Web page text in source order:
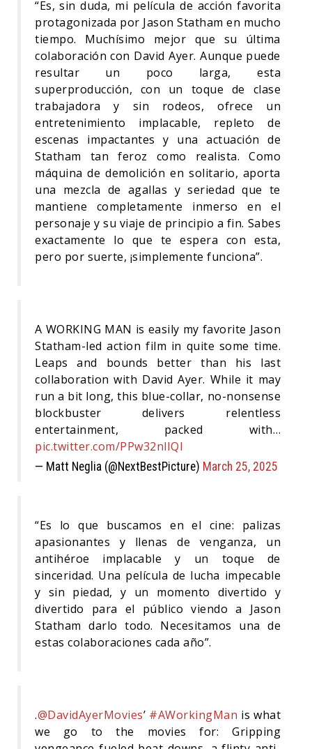
“Es, sin duda, mi película de acción favorita
protagonizada por Jason Statham en mucho
tiempo. Muchísimo mejor que su última
colaboración con David Ayer. Aunque puede
resultar un poco larga, esta
superproducción, con un toque de clase
trabajadora y sin rodeos, ofrece un
entretenimiento implacable, repleto de
escenas impactantes y una actuación de
Statham tan feroz como realista. Como
máquina de demolición en solitario, aporta
una mezcla de agallas y seriedad que te
mantiene completamente inmerso en el
personaje y su viaje de principio a fin. Sabes
exactamente lo que te espera con esta,
pero por suerte, ¡simplemente funciona”.
A WORKING MAN is easily my favorite Jason
Statham-led action film in quite some time.
Leaps and bounds better than his last
collaboration with David Ayer. While it may
run a bit long, this blue-collar, no-nonsense
blockbuster delivers relentless
entertainment, packed with…
pic.twitter.com/PPw32nlIQI
— Matt Neglia (@NextBestPicture) March 25, 2025
“Es lo que buscamos en el cine: palizas
apasionantes y llenas de venganza, un
antihéroe implacable y un toque de
sinceridad. Una película de lucha impecable
y sin piedad, y un momento divertido y
divertido para el público viendo a Jason
Statham darlo todo. Necesitamos una de
estas colaboraciones cada año”.
.@DavidAyerMovies’ #AWorkingMan is what
we go to the movies for: Gripping